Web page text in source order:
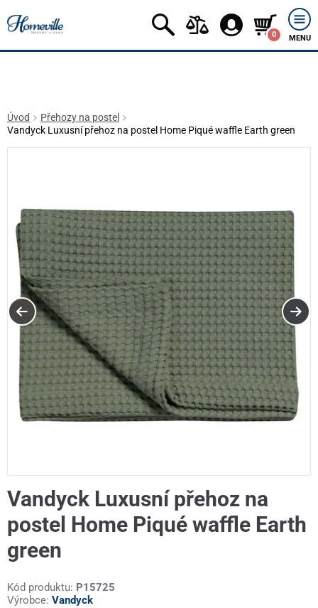
0 MENU
Úvod
Přehozy na postel
Vandyck Luxusní přehoz na postel Home Piqué waffle Earth green
Vandyck Luxusní přehoz na
postel Home Piqué waffle Earth
green
Kód produktu: P15725
Výrobce: Vandyck